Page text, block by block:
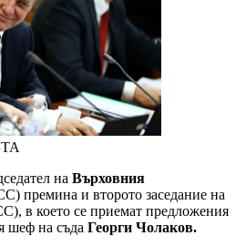
на Върховния
премина и второто заседание на
в което се приемат предложения
шеф на съда Георги Чолаков.